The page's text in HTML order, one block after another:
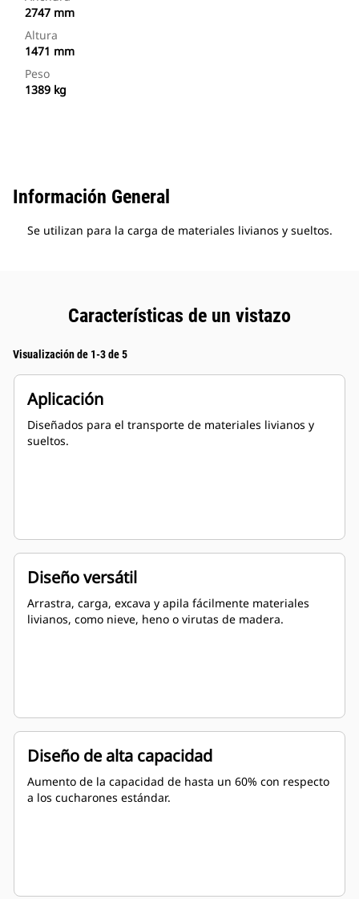
2747 mm
Altura
1471 mm
Peso
1389 kg
Información General
Se utilizan para la carga de materiales livianos y sueltos.
Características de un vistazo
Visualización de 1-3 de 5
Aplicación
Diseñados para el transporte de materiales livianos y
sueltos.
Diseño versátil
Arrastra, carga, excava y apila fácilmente materiales
livianos, como nieve, heno o virutas de madera.
Diseño de alta capacidad
Aumento de la capacidad de hasta un 60% con respecto
a los cucharones estándar.